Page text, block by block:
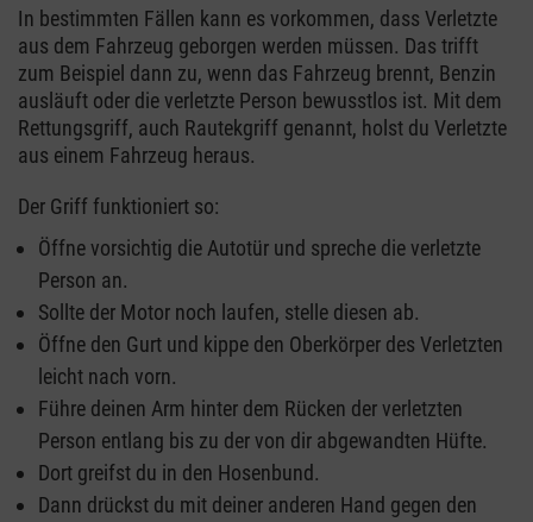
In bestimmten Fällen kann es vorkommen, dass Verletzte
aus dem Fahrzeug geborgen werden müssen. Das trifft
zum Beispiel dann zu, wenn das Fahrzeug brennt, Benzin
ausläuft oder die verletzte Person bewusstlos ist. Mit dem
Rettungsgriff, auch Rautekgriff genannt, holst du Verletzte
aus einem Fahrzeug heraus.
Der Griff funktioniert so:
Öffne vorsichtig die Autotür und spreche die verletzte
Person an.
Sollte der Motor noch laufen, stelle diesen ab.
Öffne den Gurt und kippe den Oberkörper des Verletzten
leicht nach vorn.
Führe deinen Arm hinter dem Rücken der verletzten
Person entlang bis zu der von dir abgewandten Hüfte.
Dort greifst du in den Hosenbund.
Dann drückst du mit deiner anderen Hand gegen den